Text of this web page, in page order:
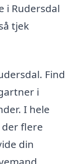
i Rudersdal
tjek
Find
i
I hele
flere
din